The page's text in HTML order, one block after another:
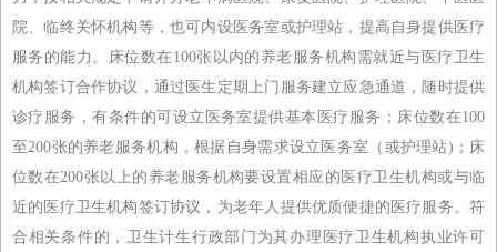
院、临终关怀机构等，也可内设医务室或护理站，提高自身提供医疗
服务的能力。床位数在100张以内的养老服务机构需就近与医疗卫生
机构签订合作协议，通过医生定期上门服务建立应急通道，随时提供
诊疗服务，有条件的可设立医务室提供基本医疗服务；床位数在100
至200张的养老服务机构，根据自身需求设立医务室（或护理站)；床
位数在200张以上的养老服务机构要设置相应的医疗卫生机构或与临
近的医疗卫生机构签订协议，为老年人提供优质便捷的医疗服务。符
合相关条件的，卫生计生行政部门为其办理医疗卫生机构执业许可